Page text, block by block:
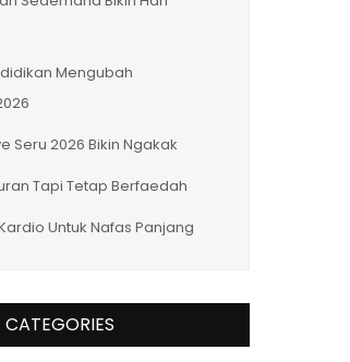
Mengubah
Seru 2026 Bikin Ngakak
Tapi Tetap Berfaedah
Untuk Nafas Panjang
CATEGORIES